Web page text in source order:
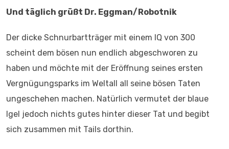
Und täglich grüßt Dr. Eggman/Robotnik
Der dicke Schnurbartträger mit einem IQ von 300
scheint dem bösen nun endlich abgeschworen zu
haben und möchte mit der Eröffnung seines ersten
Vergnügungsparks im Weltall all seine bösen Taten
ungeschehen machen. Natürlich vermutet der blaue
Igel jedoch nichts gutes hinter dieser Tat und begibt
sich zusammen mit Tails dorthin.